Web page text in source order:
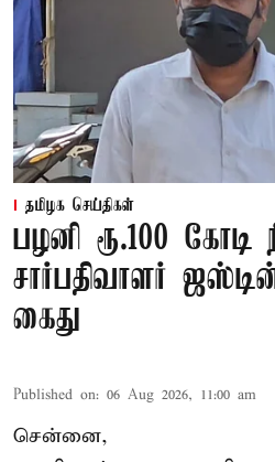
தமிழக செய்திகள்
பழனி ரூ.100 கோடி
சார்பதிவாளர்
கைது
Published on: 06 Aug 2026, 11:00 am
சென்னை,